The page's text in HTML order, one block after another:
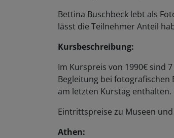
Bettina Buschbeck lebt als
lässt die Teilnehmer Anteil
Kursbeschreibung:
Im Kurspreis von 1990€ sind 7
Begleitung bei
am letzten Kurstag
Eintrittspreise zu Museen
Athen: